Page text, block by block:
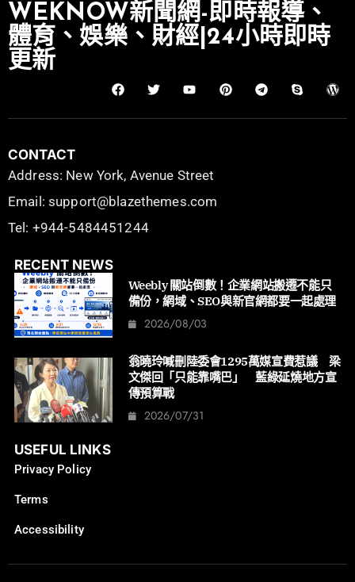
WEKNOW新聞網-即時報導、
體育、娛樂、財經|24小時即時
更新
CONTACT
Address: New York, Avenue Street
Email: support@blazethemes.com
Tel: +944-5484451244
RECENT NEWS
Weebly 關站倒數！企業網站搬遷不能只
備份，網域、SEO與新官網都要一起處理
2026/08/03
翁曉玲喊刪陸委會1295萬媒宣費惹議 梁
文傑回「只能靠嘴巴」 藍綠延燒地方宣
傳預算戰
2026/07/31
USEFUL LINKS
Privacy Policy
Terms
Accessibility